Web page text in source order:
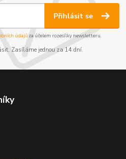
Přihlásit se
údajůza účelem rozesílky newsletteru.
Zasíláme jednou za 14 dní.